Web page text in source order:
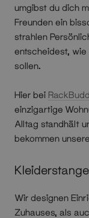
umgibst du dich
Freunden ein
strahlen
entscheidest,
sollen.
Hier bei
einzigartige
Alltag standhält
bekommen
Wir designen
Zuhauses, als